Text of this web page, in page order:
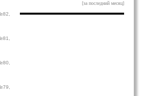
[за последний месяц]